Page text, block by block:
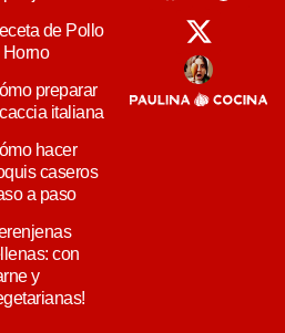
de Pollo
Horno
preparar
italiana
hacer
caseros
a paso
con
y